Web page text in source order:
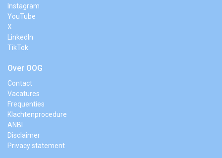
Instagram
YouTube
X
LinkedIn
TikTok
Over OOG
Contact
Vacatures
Frequenties
Klachtenprocedure
ANBI
Disclaimer
Privacy statement